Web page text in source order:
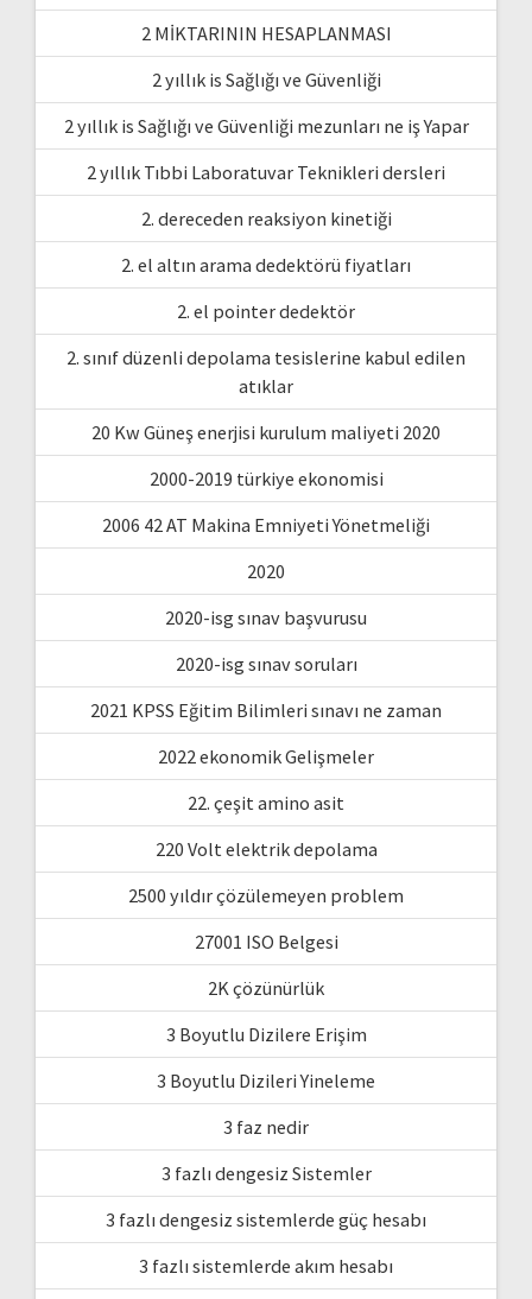
2 MİKTARININ HESAPLANMASI
2 yıllık is Sağlığı ve Güvenliği
2 yıllık is Sağlığı ve Güvenliği mezunları ne iş Yapar
2 yıllık Tıbbi Laboratuvar Teknikleri dersleri
2. dereceden reaksiyon kinetiği
2. el altın arama dedektörü fiyatları
2. el pointer dedektör
2. sınıf düzenli depolama tesislerine kabul edilen
atıklar
20 Kw Güneş enerjisi kurulum maliyeti 2020
2000-2019 türkiye ekonomisi
2006 42 AT Makina Emniyeti Yönetmeliği
2020
2020-isg sınav başvurusu
2020-isg sınav soruları
2021 KPSS Eğitim Bilimleri sınavı ne zaman
2022 ekonomik Gelişmeler
22. çeşit amino asit
220 Volt elektrik depolama
2500 yıldır çözülemeyen problem
27001 ISO Belgesi
2K çözünürlük
3 Boyutlu Dizilere Erişim
3 Boyutlu Dizileri Yineleme
3 faz nedir
3 fazlı dengesiz Sistemler
3 fazlı dengesiz sistemlerde güç hesabı
3 fazlı sistemlerde akım hesabı